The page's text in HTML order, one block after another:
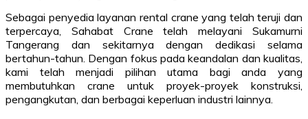
Sebagai penyedia layanan rental crane yang telah teruji dan
terpercaya, Sahabat Crane telah melayani Sukamurni
Tangerang dan sekitarnya dengan dedikasi selama
bertahun-tahun. Dengan fokus pada keandalan dan kualitas,
kami telah menjadi pilihan utama bagi anda yang
membutuhkan crane untuk proyek-proyek konstruksi,
pengangkutan, dan berbagai keperluan industri lainnya.